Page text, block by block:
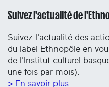
Suivez l'actualité de
Suivez l'actualité des
du label Ethnopôle en
de l'Institut culturel
une fois par mois).
> En savoir plus